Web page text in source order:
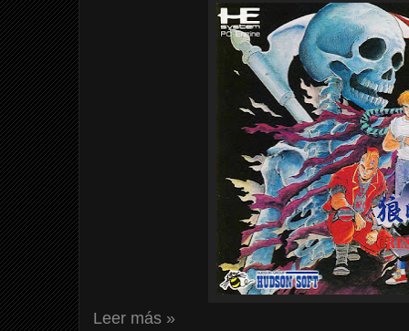
Leer más »